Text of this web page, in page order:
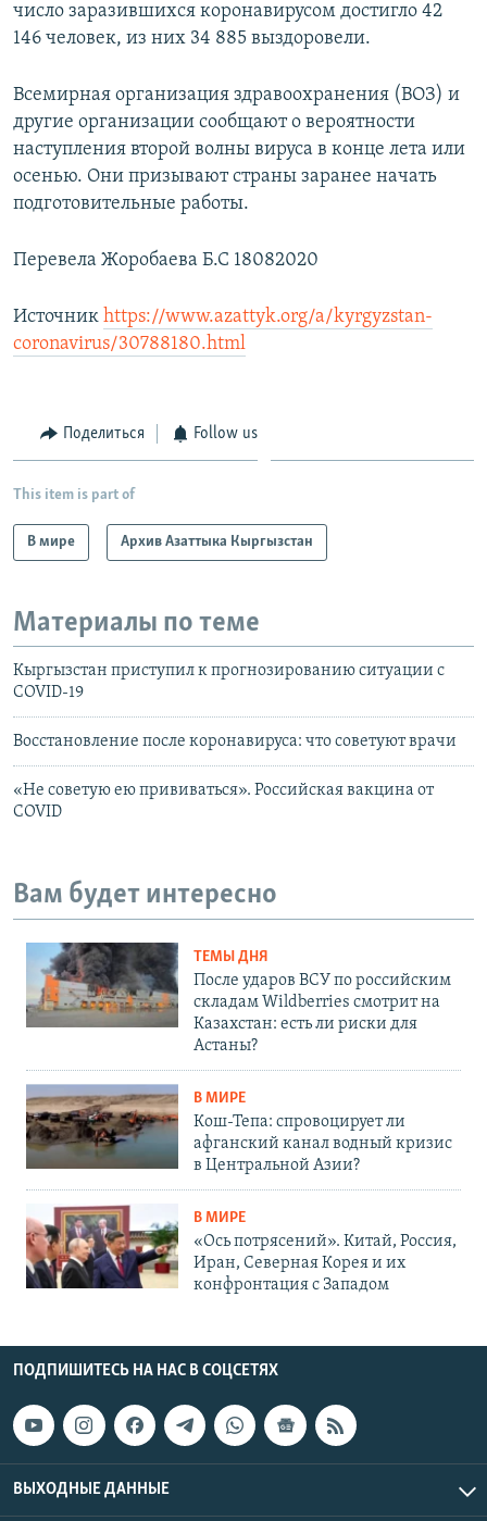
число заразившихся коронавирусом достигло 42
146 человек, из них 34 885 выздоровели.
Всемирная организация здравоохранения (ВОЗ) и
другие организации сообщают о вероятности
наступления второй волны вируса в конце лета или
осенью. Они призывают страны заранее начать
подготовительные работы.
Перевела Жоробаева Б.С 18082020
Источник https://www.azattyk.org/a/kyrgyzstan-
coronavirus/30788180.html
Поделиться Follow us
This item is part of
В мире Архив Азаттыка Кыргызстан
Материалы по теме
Кыргызстан приступил к прогнозированию ситуации с
COVID-19
Восстановление после коронавируса: что советуют врачи
«Не советую ею прививаться». Российская вакцина от
COVID
Вам будет интересно
ТЕМЫ ДНЯ
После ударов ВСУ по российским
складам Wildberries смотрит на
Казахстан: есть ли риски для
Астаны?
В МИРЕ
Кош-Тепа: спровоцирует ли
афганский канал водный кризис
в Центральной Азии?
В МИРЕ
«Ось потрясений». Китай, Россия,
Иран, Северная Корея и их
конфронтация с Западом
ПОДПИШИТЕСЬ НА НАС В СОЦСЕТЯХ
ВЫХОДНЫЕ ДАННЫЕ